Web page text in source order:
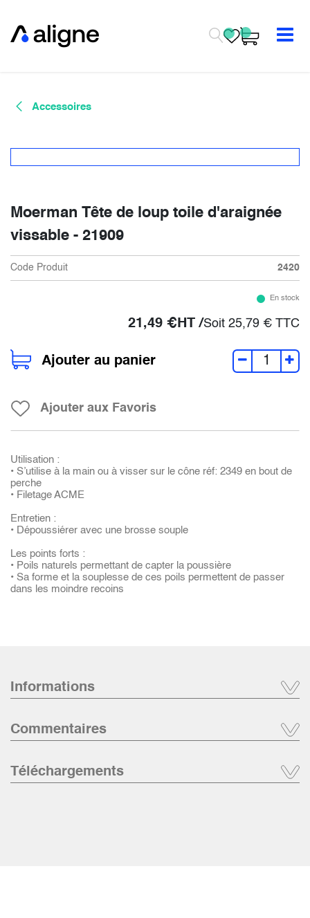
Accessoires
Moerman Tête de loup toile d'araignée
vissable - 21909
Code Produit 2420
En stock
21,49 €HT /Soit 25,79 € TTC
Ajouter au panier
Ajouter aux Favoris
Utilisation :
• S’utilise à la main ou à visser sur le cône réf: 2349 en bout de
perche
• Filetage ACME
Entretien :
• Dépoussiérer avec une brosse souple
Les points forts :
• Poils naturels permettant de capter la poussière
• Sa forme et la souplesse de ces poils permettent de passer
dans les moindre recoins
Informations
Commentaires
Téléchargements